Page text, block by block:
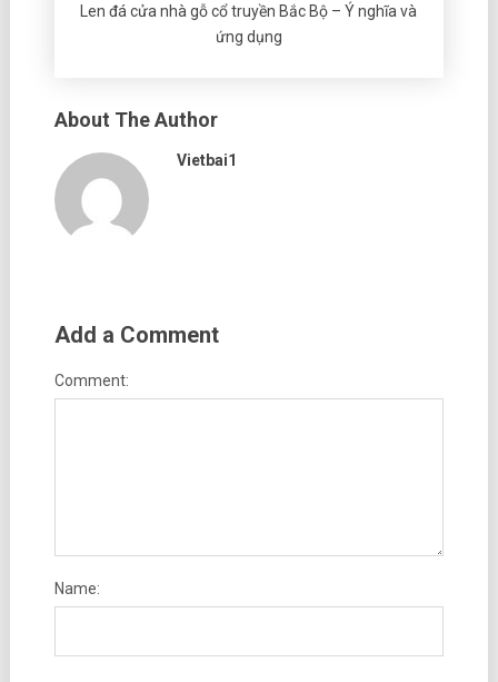
Len đá cửa nhà gỗ cổ truyền Bắc Bộ – Ý nghĩa và
ứng dụng
About The Author
Vietbai1
Add a Comment
Comment:
Name: